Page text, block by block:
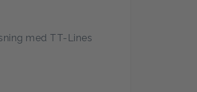
med TT-Lines